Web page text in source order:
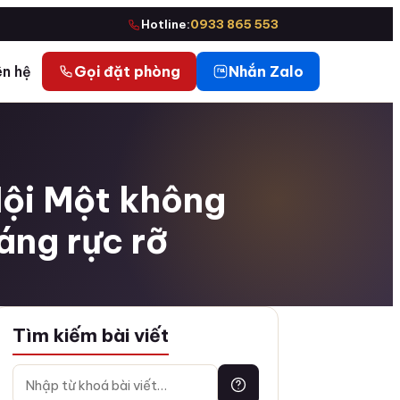
Hotline:0933 865 553
hệ Gọi đặt phòng Nhắn Zalo
Một không
rực rỡ
Tìm kiếm bài viết